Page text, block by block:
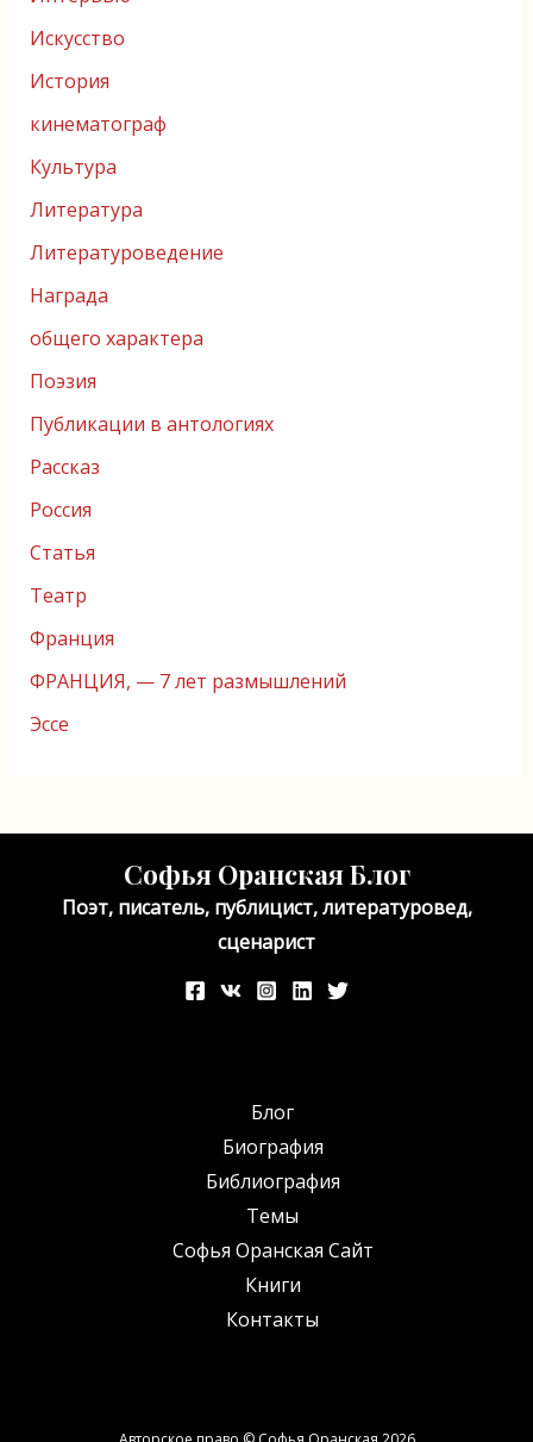
Искусство
История
кинематограф
Культура
Литература
Литературоведение
Награда
общего характера
Поэзия
Публикации в антологиях
Рассказ
Россия
Статья
Театр
Франция
ФРАНЦИЯ, — 7 лет размышлений
Эссе
Софья Оранская Блог
Поэт, писатель, публицист, литературовед,
сценарист
Блог
Биография
Библиография
Темы
Софья Оранская Сайт
Книги
Контакты